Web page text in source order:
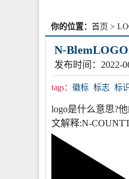
你的位置： 首页 >
N-
发布时间：2022-
tags： 徽标 标志 标
logo是什么意思?
文解释:N-